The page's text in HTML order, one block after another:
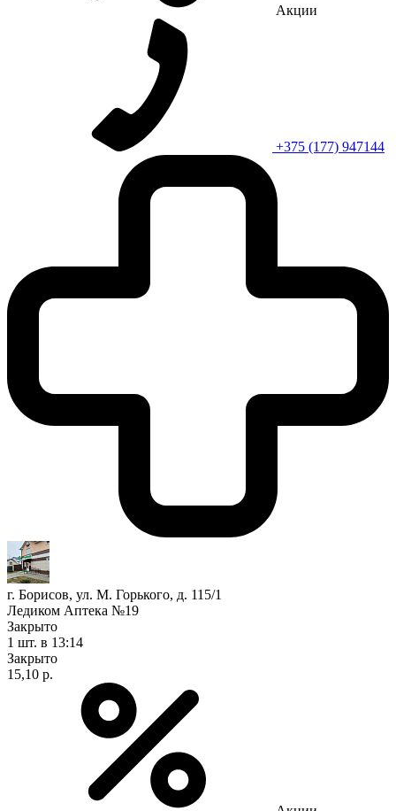
Акции
+375 (177) 947144
г. Борисов, ул. М. Горького, д. 115/1
Ледиком Аптека №19
Закрыто
1 шт. в 13:14
Закрыто
15,10 р.